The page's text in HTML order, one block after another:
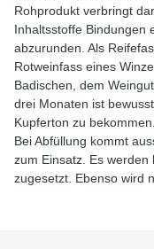
Rohprodukt verbringt
Inhaltsstoffe Bindungen
abzurunden. Als
Rotweinfass eines
Badischen, dem
drei Monaten ist
Kupferton zu
Bei Abfüllung kommt
zum Einsatz. Es
zugesetzt. Ebenso wird